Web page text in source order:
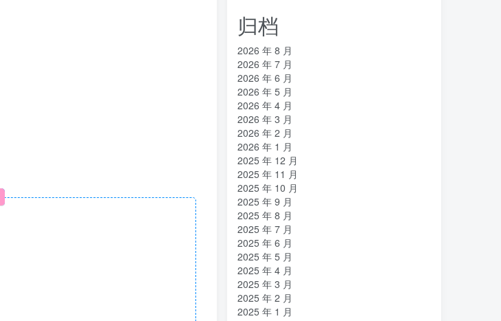
归档
2026 年 8 月
2026 年 7 月
2026 年 6 月
2026 年 5 月
2026 年 4 月
2026 年 3 月
2026 年 2 月
2026 年 1 月
2025 年 12 月
2025 年 11 月
2025 年 10 月
2025 年 9 月
2025 年 8 月
2025 年 7 月
2025 年 6 月
2025 年 5 月
2025 年 4 月
2025 年 3 月
2025 年 2 月
2025 年 1 月